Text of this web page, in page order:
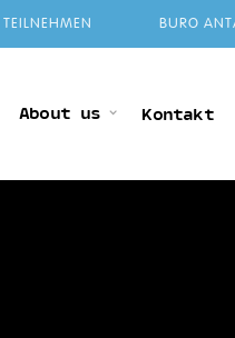
TEILNEHMEN BURO
About us Kontakt